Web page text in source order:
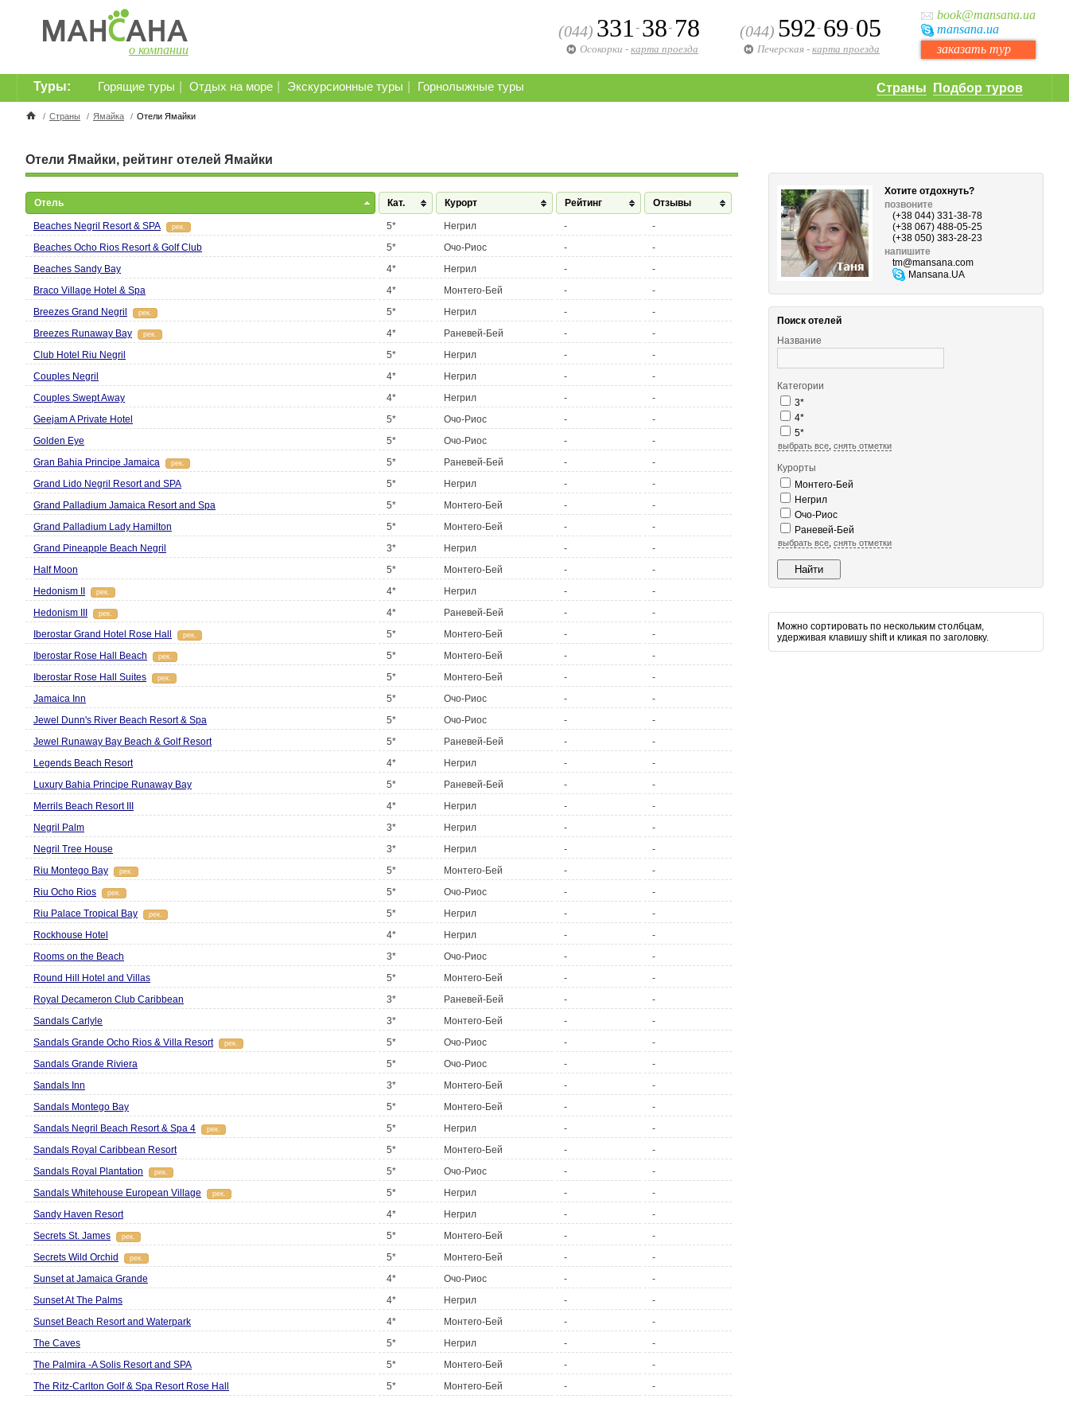
о компании
book@mansana.ua
mansana.ua
заказать тур
(044) 592- 69- 05
Печерская - карта проезда
(044) 331 - 38- 78
Осокорки - карта проезда
Страны Подбор туров
Горящие туры Отдых на море Экскурсионные туры Горнолыжные туры
Туры:
/ Страны / Ямайка / Отели Ямайки
Отели Ямайки, рейтинг отелей Ямайки
Отель Кат. Курорт Рейтинг Отзывы
Beaches Negril Resort & SPA рек. 5* Негрил -
-
Beaches Ocho Rios Resort & Golf Club
5* Очо-Риос -
-
Beaches Sandy Bay
4* Негрил -
-
Braco Village Hotel & Spa
4* Монтего-Бей -
-
Breezes Grand Negril
рек. 5* Негрил -
-
Breezes Runaway Bay
рек. 4* Раневей-Бей -
-
Club Hotel Riu Negril
5* Негрил -
-
Couples Negril
4* Негрил -
-
Couples Swept Away
4* Негрил -
-
Geejam A Private Hotel
5* Очо-Риос -
-
Golden Eye
5* Очо-Риос -
-
Gran Bahia Principe Jamaica
рек. 5* Раневей-Бей -
-
Grand Lido Negril Resort and SPA
5* Негрил -
-
Grand Palladium Jamaica Resort and Spa
5* Монтего-Бей -
-
Grand Palladium Lady Hamilton
5* Монтего-Бей -
-
Grand Pineapple Beach Negril
3* Негрил -
-
Half Moon
5* Монтего-Бей -
-
Hedonism II
рек. 4* Негрил -
-
Hedonism IIІ
рек. 4* Раневей-Бей -
-
Iberostar Grand Hotel Rose Hall
рек. 5* Монтего-Бей -
-
Iberostar Rose Hall Beach
рек. 5* Монтего-Бей -
-
Iberostar Rose Hall Suites
рек. 5* Монтего-Бей -
-
Jamaica Inn
5* Очо-Риос -
-
Jewel Dunn's River Beach Resort & Spa
5* Очо-Риос -
-
Jewel Runaway Bay Beach & Golf Resort
5* Раневей-Бей -
-
Legends Beach Resort
4* Негрил -
-
Luxury Bahia Principe Runaway Bay
5* Раневей-Бей -
-
Merrils Beach Resort III
4* Негрил -
-
Negril Palm
3* Негрил -
-
Negril Tree House
3* Негрил -
-
Riu Montego Bay
рек. 5* Монтего-Бей -
-
Riu Ocho Rios
рек. 5* Очо-Риос -
-
Riu Palace Tropical Bay
рек. 5* Негрил -
-
Rockhouse Hotel
4* Негрил -
-
Rooms on the Beach
3* Очо-Риос -
-
Round Hill Hotel and Villas
5* Монтего-Бей -
-
Royal Decameron Club Caribbean
3* Раневей-Бей -
-
Sandals Carlyle
3* Монтего-Бей -
-
Sandals Grande Ocho Rios & Villa Resort
рек. 5* Очо-Риос -
-
Sandals Grande Riviera
5* Очо-Риос -
-
Sandals Inn
3* Монтего-Бей -
-
Sandals Montego Bay
5* Монтего-Бей -
-
Sandals Negril Beach Resort & Spa 4
рек. 5* Негрил -
-
Sandals Royal Caribbean Resort
5* Монтего-Бей -
-
Sandals Royal Plantation
рек. 5* Очо-Риос -
-
Sandals Whitehouse European Village
рек. 5* Негрил -
-
Sandy Haven Resort
4* Негрил -
-
Secrets St. James
рек. 5* Монтего-Бей -
-
Secrets Wild Orchid
рек. 5* Монтего-Бей -
-
Sunset at Jamaica Grande
4* Очо-Риос -
-
Sunset At The Palms
4* Негрил -
-
Sunset Beach Resort and Waterpark
4* Монтего-Бей -
-
The Caves
5* Негрил -
-
The Palmira -A Solis Resort and SPA
5* Монтего-Бей -
-
The Ritz-Carlton Golf & Spa Resort Rose Hall
5* Монтего-Бей - -
Хотите отдохнуть?
позвоните
(+38 044) 331-38-78
(+38 067) 488-05-25
(+38 050) 383-28-23
напишите
tm@mansana.com
Mansana.UA
Поиск отелей
Название
Категории
3*
4*
5*
выбрать все ,снять отметки
Курорты
Монтего-Бей
Негрил
Очо-Риос
Раневей-Бей
выбрать все ,снять отметки
Можно сортировать по нескольким столбцам,
удерживая клавишу shift и кликая по заголовку.